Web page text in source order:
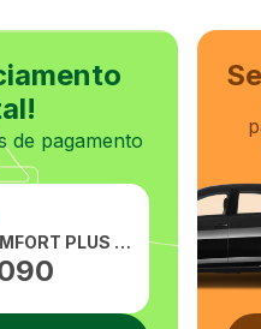
de pagamento
CRETA COMFORT PLUS TGDI FLEX 1.0 AUTOMATICO